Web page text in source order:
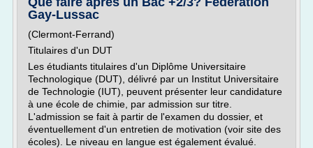
Gay-Lussac
(Clermont-Ferrand)
Titulaires d'un DUT
Les étudiants titulaires d'un Diplôme Universitaire
Technologique (DUT), délivré par un Institut Universitaire
de Technologie (IUT), peuvent présenter leur candidature
à une école de chimie, par admission sur titre.
L'admission se fait à partir de l'examen du dossier, et
éventuellement d'un entretien de motivation (voir site des
écoles). Le niveau en langue est également évalué.